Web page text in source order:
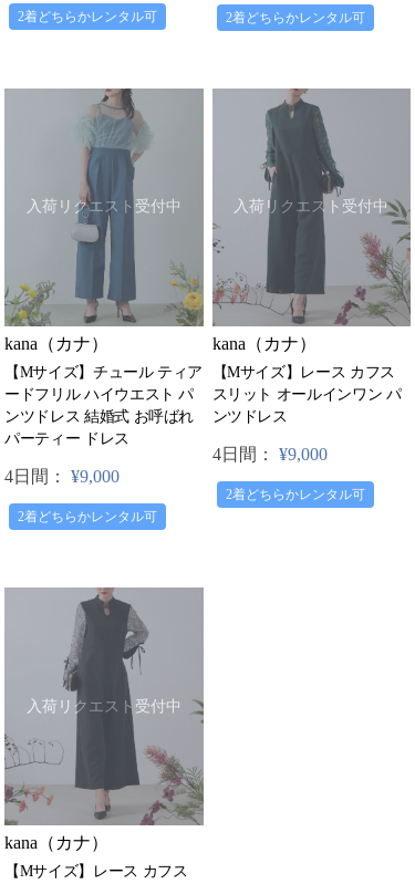
2着どちらかレンタル可 2着どちらかレンタル可
入荷リクエスト受付中
kana（カナ）
【Mサイズ】チュール ティア
ードフリル ハイウエスト パ
ンツドレス 結婚式 お呼ばれ
パーティー ドレス
4日間： ¥9,000
2着どちらかレンタル可
入荷リクエスト受付中
kana（カナ）
【Mサイズ】レース カフス
スリット オールインワン パ
ンツドレス
4日間： ¥9,000
2着どちらかレンタル可
入荷リクエスト受付中
kana（カナ）
【Mサイズ】レース カフス